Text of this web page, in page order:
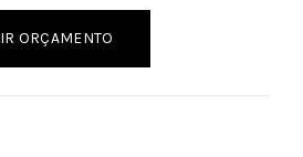
ORÇAMENTO